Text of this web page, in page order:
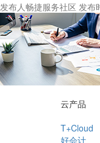
发布人畅捷服务社区 发布
云产品
T+Cloud
好会计